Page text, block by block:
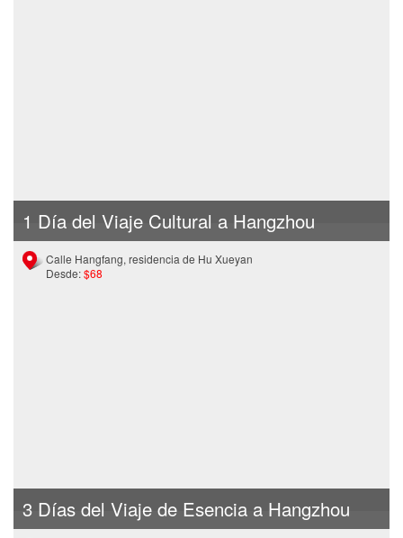
1 Día del Viaje Cultural a Hangzhou
Calle Hangfang, residencia de Hu Xueyan
Desde:$68
3 Días del Viaje de Esencia a Hangzhou